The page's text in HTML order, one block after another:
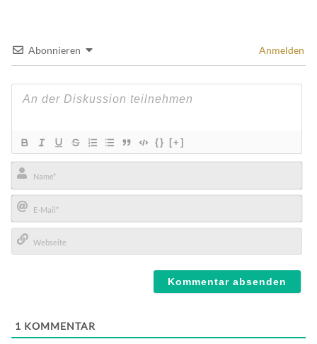
Abonnieren Anmelden
{} [+]
Name*
E-
Mail*
1 KOMMENTAR